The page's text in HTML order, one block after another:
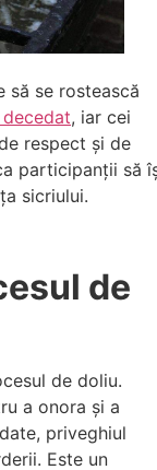
să se rostească
, iar cei
respect și de
participanții să
sicriului.
de
de doliu.
a onora și a
priveghiul
Este un